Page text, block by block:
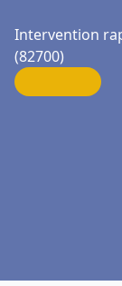
Intervention
(82700)